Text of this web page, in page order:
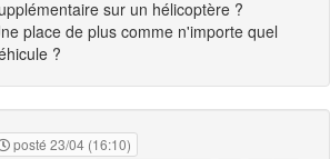
sur un hélicoptère ?
place de plus comme n'importe quel
?
posté 23/04 (16:10)